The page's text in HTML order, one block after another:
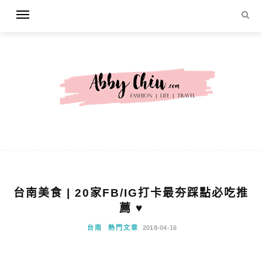
台南美食 | 20家FB/IG打卡最夯踩點必吃推
薦 ♥
台南 熱門文章 2018-04-16